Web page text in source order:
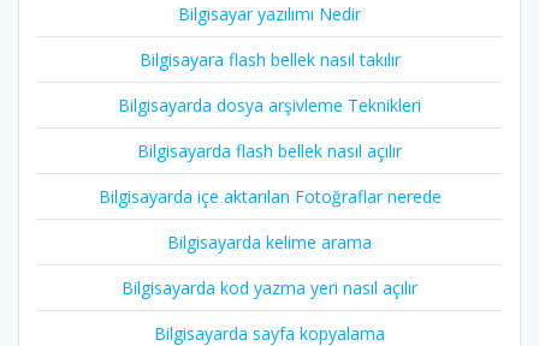
Bilgisayar yazılımı Nedir
Bilgisayara flash bellek nasıl takılır
Bilgisayarda dosya arşivleme Teknikleri
Bilgisayarda flash bellek nasıl açılır
Bilgisayarda içe aktarılan Fotoğraflar nerede
Bilgisayarda kelime arama
Bilgisayarda kod yazma yeri nasıl açılır
Bilgisayarda sayfa kopyalama